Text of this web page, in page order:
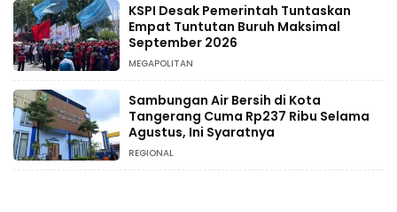
KSPI Desak Pemerintah Tuntaskan
Empat Tuntutan Buruh Maksimal
September 2026
MEGAPOLITAN
Sambungan Air Bersih di Kota
Tangerang Cuma Rp237 Ribu Selama
Agustus, Ini Syaratnya
REGIONAL